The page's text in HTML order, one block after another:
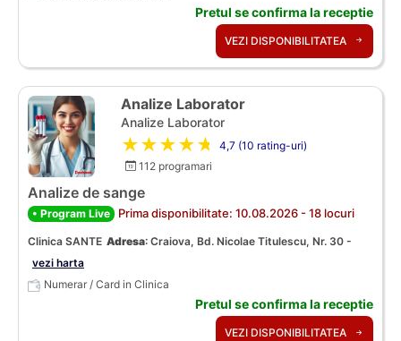
Pretul se confirma la receptie
VEZI DISPONIBILITATEA
Analize Laborator
Analize Laborator
★★★★★
4,7 (10 rating-uri)
112 programari
Analize de sange
• Program Live Prima disponibilitate: 10.08.2026 - 18 locuri
Clinica SANTE Adresa: Craiova, Bd. Nicolae Titulescu, Nr. 30 -
vezi harta
Numerar / Card in Clinica
Pretul se confirma la receptie
VEZI DISPONIBILITATEA